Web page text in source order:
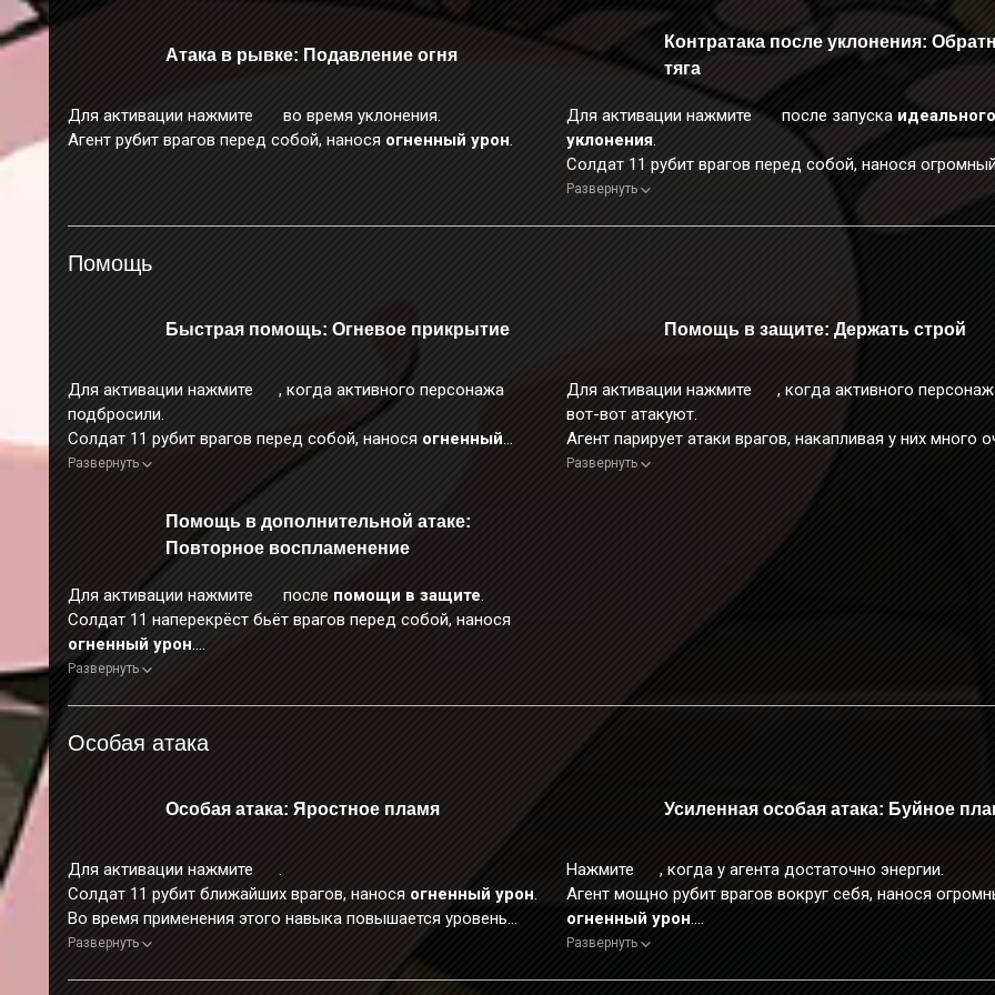
Атака в рывке: Подавление огня
Для активации нажмите
во время уклонения.
Агент рубит врагов перед собой, нанося огненный урон.
Контратака после уклонения:
тяга
Для активации нажмите после запуска идеального
уклонения.
Солдат 11 рубит врагов перед собой, нанося
огненный урон
Во время применения этого навыка персонаж неуязвим.
Развернуть
Помощь
Быстрая помощь: Огневое прикрытие
Для активации нажмите
, когда активного персонажа
подбросили.
Солдат 11 рубит врагов перед собой, нанося огненный
урон.
Во время применения этого навыка персонаж неуязвим.
Развернуть
Помощь в защите: Держать строй
Для активации нажмите
, когда активного
вот-вот атакуют.
Агент парирует атаки врагов, накапливая у них много
оглушения.
Во время применения этого навыка персонаж неуязвим.
Развернуть
Помощь в дополнительной атаке:
Повторное воспламенение
Для активации нажмите после помощи в защите.
Солдат 11 наперекрёст бьёт врагов перед собой, нанося
огненный урон.
Во время применения этого навыка персонаж неуязвим.
Развернуть
Особая атака
Особая атака: Яростное пламя
Для активации нажмите
.
Солдат 11 рубит ближайших врагов, нанося огненный урон.
Во время применения этого навыка повышается уровень
защиты от прерывания.
Развернуть
Усиленная особая атака: Буйное
Нажмите
, когда у агента достаточно энергии.
Агент мощно рубит врагов вокруг себя, нанося
огненный урон.
Во время применения этого навыка персонаж неуязвим.
Развернуть